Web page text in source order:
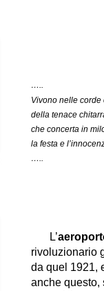
…..
Vivono nelle corde
della tenace
che concerta in
la festa e
…..
(Jorge
L’
rivoluzionario
da quel 1921,
anche questo,